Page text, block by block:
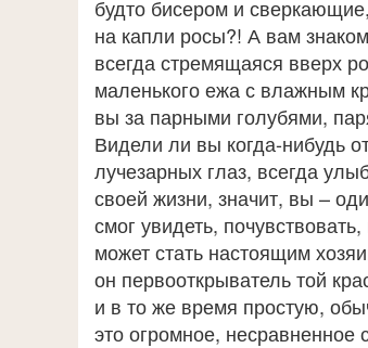
будто бисером и
на капли росы?! А вам
всегда стремящаяся вверх
маленького ежа с влажным
вы за парными голубями,
Видели ли вы когда-нибудь
лучезарных глаз, всегда
своей жизни, значит, вы –
смог увидеть,
может стать настоящим
он первооткрыватель той
и в то же время простую,
это огромное, несравненное